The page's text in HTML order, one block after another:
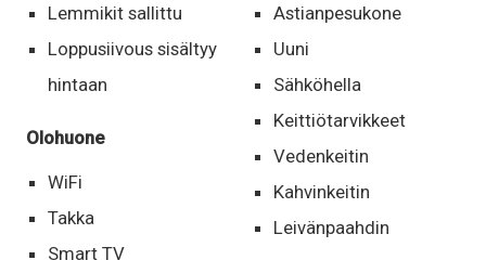
Lemmikit sallittu
Loppusiivous sisältyy
hintaan
Olohuone
WiFi
Takka
Smart TV
Astianpesukone
Uuni
Sähköhella
Keittiötarvikkeet
Vedenkeitin
Kahvinkeitin
Leivänpaahdin